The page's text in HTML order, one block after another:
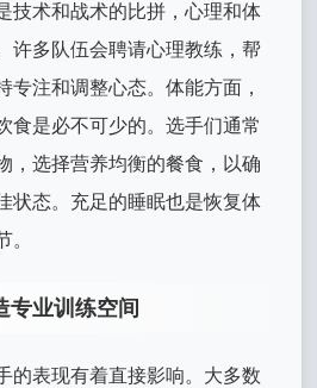
技术和战术的比拼，心理和体
许多队伍会聘请心理教练，帮
专注和调整心态。体能方面，
食是必不可少的。选手们通常
，选择营养均衡的餐食，以确
状态。充足的睡眠也是恢复体
。
专业训练空间
的表现有着直接影响。大多数